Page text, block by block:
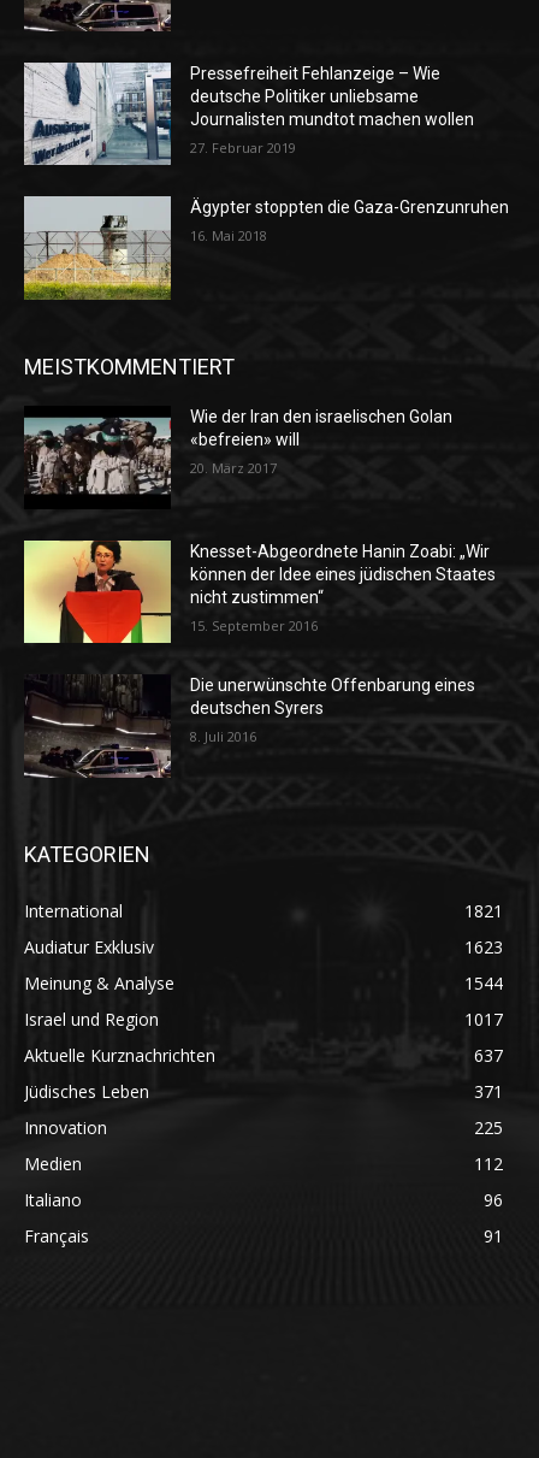
Pressefreiheit Fehlanzeige – Wie
deutsche Politiker unliebsame
Journalisten mundtot machen wollen
27. Februar 2019
Ägypter stoppten die Gaza-Grenzunruhen
16. Mai 2018
MEISTKOMMENTIERT
Wie der Iran den israelischen Golan
«befreien» will
20. März 2017
Knesset-Abgeordnete Hanin Zoabi: „Wir
können der Idee eines jüdischen Staates
nicht zustimmen“
15. September 2016
Die unerwünschte Offenbarung eines
deutschen Syrers
8. Juli 2016
KATEGORIEN
International
1821
Audiatur Exklusiv
1623
Meinung & Analyse
1544
Israel und Region
1017
Aktuelle Kurznachrichten
637
Jüdisches Leben
371
Innovation
225
Medien
112
Italiano
96
Français
91